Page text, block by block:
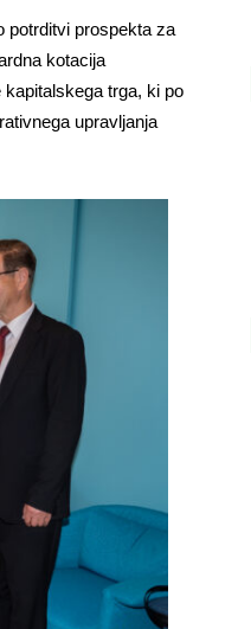
potrditvi prospekta za
kotacija
trga, ki po
upravljanja